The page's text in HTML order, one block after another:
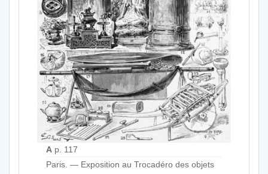
A p. 117
Paris. — Exposition au Trocadéro des objets